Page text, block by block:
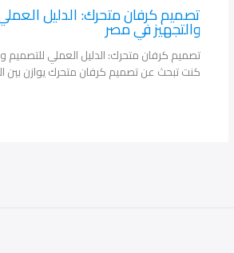
تصميم كرفان متحرك: الدليل
والتجهيز في مصر
تصميم كرفان متحرك: الدليل العملي للتصميم
كنت تبحث عن تصميم كرفان متحرك يوازن بين